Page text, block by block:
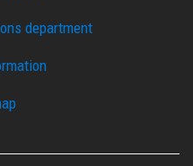
department